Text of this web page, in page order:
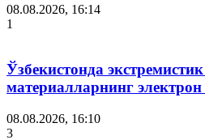
08.08.2026, 16:14
1
Ўзбекистонда
материалларнинг
08.08.2026, 16:10
3